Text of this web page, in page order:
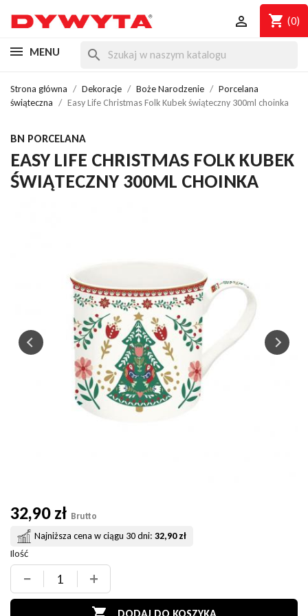
shopping_cart (0)

MENU search
Strona główna Dekoracje Boże Narodzenie
Porcelana
świąteczna
Easy Life Christmas Folk Kubek świąteczny 300ml choinka
BN PORCELANA
EASY LIFE CHRISTMAS FOLK KUBEK
ŚWIĄTECZNY 300ML CHOINKA
32,90 zł Brutto
Najniższa cena w ciągu 30 dni: 32,90 zł
Ilość
− +